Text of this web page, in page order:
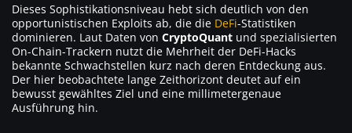
Dieses Sophistikationsniveau hebt sich deutlich von den
opportunistischen Exploits ab, die die DeFi-Statistiken
dominieren. Laut Daten von CryptoQuant und spezialisierten
On-Chain-Trackern nutzt die Mehrheit der DeFi-Hacks
bekannte Schwachstellen kurz nach deren Entdeckung aus.
Der hier beobachtete lange Zeithorizont deutet auf ein
bewusst gewähltes Ziel und eine millimetergenaue
Ausführung hin.